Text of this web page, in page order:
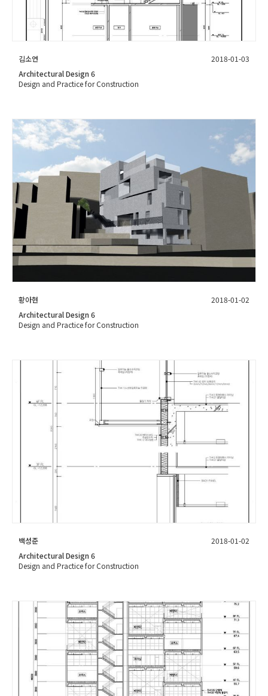
김소연
2018-01-03
Architectural Design 6
Design and Practice for Construction
황아현
2018-01-02
Architectural Design 6
Design and Practice for Construction
백성준
2018-01-02
Architectural Design 6
Design and Practice for Construction